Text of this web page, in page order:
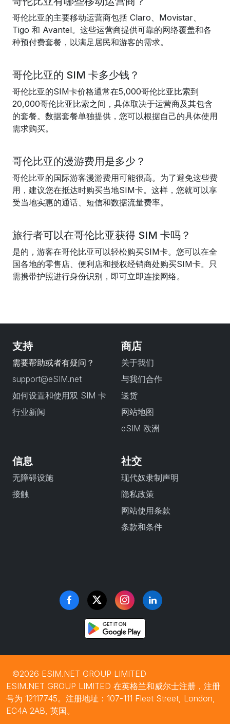
哥伦比亚的主要移动运营商包括 Claro、Movistar、
Tigo 和 Avantel。这些运营商提供可靠的网络覆盖和各
种预付费套餐，以满足居民和游客的需求。
哥伦比亚的 SIM 卡多少钱？
哥伦比亚的SIM卡价格通常在5,000哥伦比亚比索到
20,000哥伦比亚比索之间，具体取决于运营商及其包含
的套餐。数据套餐单独提供，您可以根据自己的具体使用
需求购买。
哥伦比亚的漫游费用是多少？
哥伦比亚的国际游客漫游费用可能很高。为了避免这些费
用，建议您在抵达时购买当地SIM卡。这样，您就可以享
受当地实惠的通话、短信和数据流量费率。
旅行者可以在哥伦比亚获得 SIM 卡吗？
是的，游客在哥伦比亚可以轻松购买SIM卡。您可以在全
国各地的零售店、便利店和授权经销商处购买SIM卡。只
需携带护照进行身份识别，即可立即连接网络。
支持
需要帮助或者有疑问？
support@eSIM.net
如何设置和使用双 SIM 卡
行业新闻
商店
关于我们
与我们合作
送货
网站地图
eSIM 欧洲
信息
无障碍设施
接触
社交
现代奴隶制声明
隐私政策
网站使用条款
条款和条件
©2026 ESIM.NET GROUP LIMITED
ESIM.NET GROUP LIMITED 在英格兰和威尔士注册，注册
号为 12117745。注册地址：107-111 Fleet Street, London,
EC4A 2AB, 英国。